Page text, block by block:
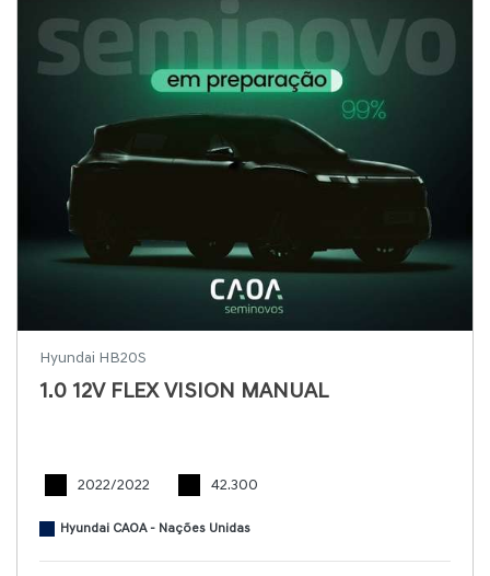
Hyundai HB20S
1.0 12V FLEX VISION MANUAL
2022/2022 42.300
Hyundai CAOA - Nações Unidas